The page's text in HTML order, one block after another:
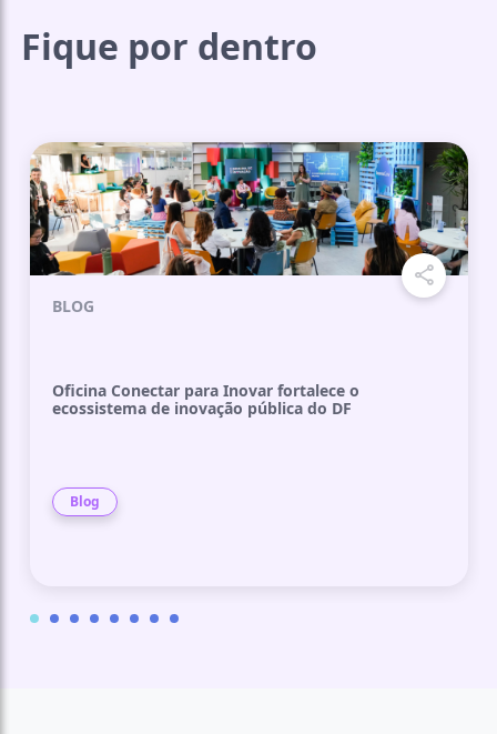
Fique por dentro
BLOG
Oficina Conectar para Inovar fortalece o
ecossistema de inovação pública do DF
Blog